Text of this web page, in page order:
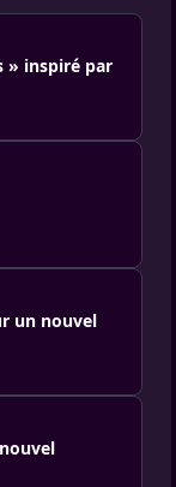
» inspiré par
un nouvel